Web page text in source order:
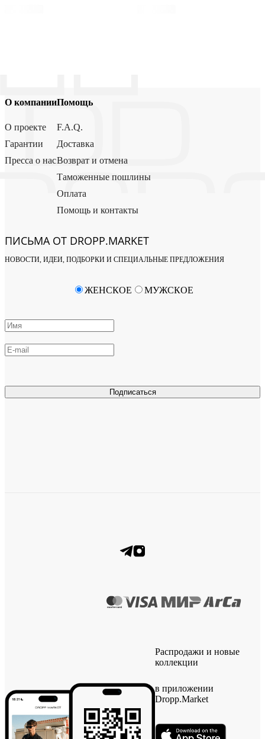
О компании
О проекте
Гарантии
Пресса о нас
Помощь
F.A.Q.
Доставка
Возврат и отмена
Таможенные пошлины
Оплата
Помощь и контакты
ПИСЬМА ОТ DROPP.MARKET
НОВОСТИ, ИДЕИ, ПОДБОРКИ И СПЕЦИАЛЬНЫЕ ПРЕДЛОЖЕНИЯ
Подписаться
ЖЕНСКОЕ МУЖСКОЕ
Распродажи и новые
коллекции
в приложении
Dropp.Market